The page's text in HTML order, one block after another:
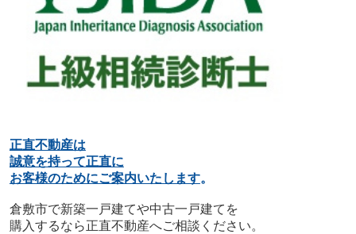
正直不動産は
誠意を持って正直に
お客様のためにご案内いたします。
倉敷市で新築一戸建てや中古一戸建てを
購入するなら正直不動産へご相談ください。